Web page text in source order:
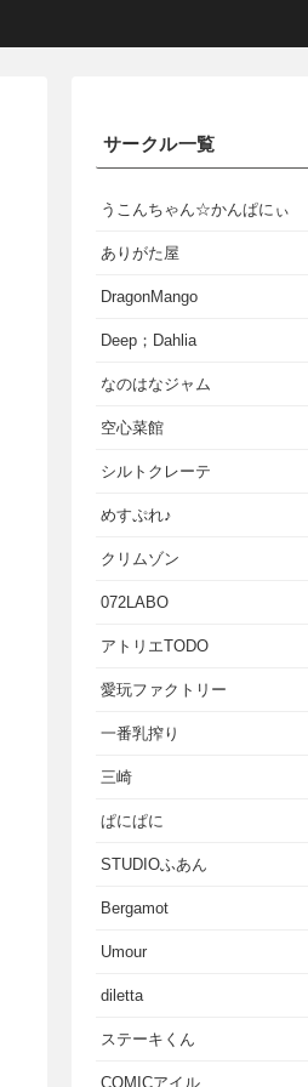
サークル一覧
うこんちゃん☆かんぱにぃ
ありがた屋
DragonMango
Deep；Dahlia
なのはなジャム
空心菜館
シルトクレーテ
めすぷれ♪
クリムゾン
072LABO
アトリエTODO
愛玩ファクトリー
一番乳搾り
三崎
ぱにぱに
STUDIOふあん
Bergamot
Umour
diletta
ステーキくん
COMICアイル